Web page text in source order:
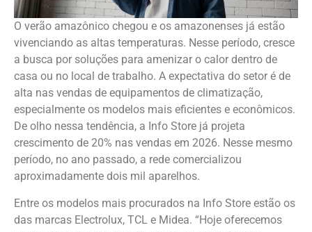
O verão amazônico chegou e os amazonenses já estão
vivenciando as altas temperaturas. Nesse período, cresce
a busca por soluções para amenizar o calor dentro de
casa ou no local de trabalho. A expectativa do setor é de
alta nas vendas de equipamentos de climatização,
especialmente os modelos mais eficientes e econômicos.
De olho nessa tendência, a Info Store já projeta
crescimento de 20% nas vendas em 2026. Nesse mesmo
período, no ano passado, a rede comercializou
aproximadamente dois mil aparelhos.
Entre os modelos mais procurados na Info Store estão os
das marcas Electrolux, TCL e Midea. “Hoje oferecemos